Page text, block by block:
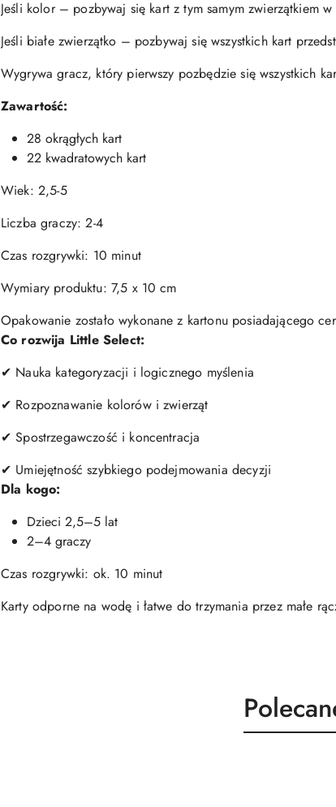
Jeśli kolor – pozbywaj się kart z tym samym zwierzątkiem
Jeśli białe zwierzątko – pozbywaj się wszystkich kart
Wygrywa gracz, który pierwszy pozbędzie się wszystkich
Zawartość:
28 okrągłych kart
22 kwadratowych kart
Wiek: 2,5-5
Liczba graczy: 2-4
Czas rozgrywki: 10 minut
Wymiary produktu: 7,5 x 10 cm
Opakowanie zostało wykonane z kartonu posiadającego
Co rozwija Little Select:
✔ Nauka kategoryzacji i logicznego myślenia
✔ Rozpoznawanie kolorów i zwierząt
✔ Spostrzegawczość i koncentracja
✔ Umiejętność szybkiego podejmowania decyzji
Dla kogo:
Dzieci 2,5–5 lat
2–4 graczy
Czas rozgrywki: ok. 10 minut
Karty odporne na wodę i łatwe do trzymania przez małe
o